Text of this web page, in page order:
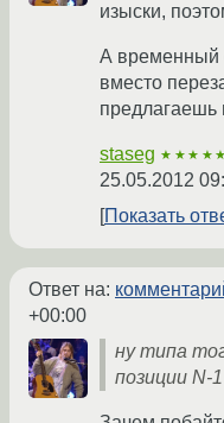
изыски,
А временный
вместо
предлагаешь
staseg ★★★★★
25.05.2012
Показать
Ответ на:
+00:00
ну типа
позиции N-